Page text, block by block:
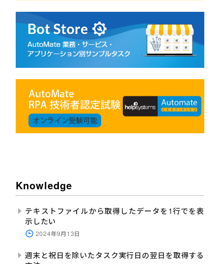
Knowledge
テキストファイルから取得したデータを1行でを表
示したい
2024年9月13日
週末と祝日を除いたタスク実行日の翌日を取得する